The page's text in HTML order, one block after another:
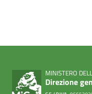
MINISTERO
Direzione